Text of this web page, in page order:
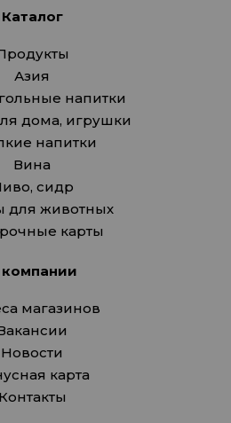
Каталог
Азия
напитки
дома, игрушки
напитки
Вина
сидр
для животных
карты
магазинов
Новости
карта
Контакты